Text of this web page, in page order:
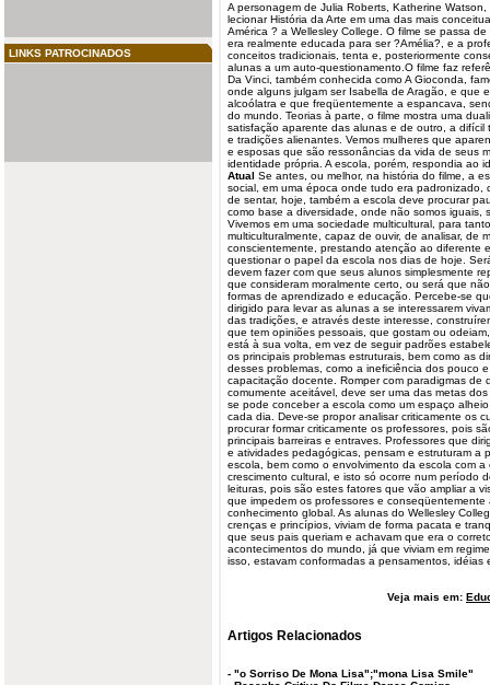
LINKS PATROCINADOS
A personagem de Julia Roberts, Katherine
lecionar História da Arte em uma das mais
América ? a Wellesley College. O filme se passa
era realmente educada para ser ?Amélia?, e a
conceitos tradicionais, tenta e, posteriormente
alunas a um auto-questionamento.O filme faz
Da Vinci, também conhecida como A Gioconda,
onde alguns julgam ser Isabella de Aragão, e que
alcoólatra e que freqüentemente a espancava,
do mundo. Teorias à parte, o filme mostra uma
satisfação aparente das alunas e de outro, a difícil
e tradições alienantes. Vemos mulheres que
e esposas que são ressonâncias da vida de seus
identidade própria. A escola , porém, respondia ao
Atual Se antes, ou melhor, na história do filme, a
social, em uma época onde tudo era padronizado,
de sentar, hoje, também a escola deve procurar
como base a diversidade, onde não somos iguais,
Vivemos em uma sociedade multicultural, para
multiculturalmente, capaz de ouvir, de analisar, de
conscientemente, prestando atenção ao diferente
questionar o papel da escola nos dias de hoje.
devem fazer com que seus alunos simplesmente
que consideram moralmente certo, ou será que
formas de aprendizado e educação. Percebe-se
dirigido para levar as alunas a se interessarem
das tradições, e através deste interesse,
que tem opiniões pessoais, que gostam ou
está à sua volta, em vez de seguir padrões
os principais problemas estruturais, bem como as
desses problemas, como a ineficiência dos pouco
capacitação docente. Romper com paradigmas de
comumente aceitável, deve ser uma das metas
se pode conceber a escola como um espaço
cada dia. Deve-se propor analisar criticamente os
procurar formar criticamente os professores, pois
principais barreiras e entraves. Professores que
e atividades pedagógicas, pensam e estruturam a
escola, bem como o envolvimento da escola com
crescimento cultural, e isto só ocorre num período
leituras, pois são estes fatores que vão ampliar a
que impedem os professores e
conhecimento global. As alunas do Wellesley
crenças e princípios, viviam de forma pacata e
que seus pais queriam e achavam que era o
acontecimentos do mundo, já que viviam em
isso, estavam conformadas a pensamentos,
Veja mais em:
Artigos Relacionados
- "o Sorriso De Mona Lisa";"mona Lisa Smile"